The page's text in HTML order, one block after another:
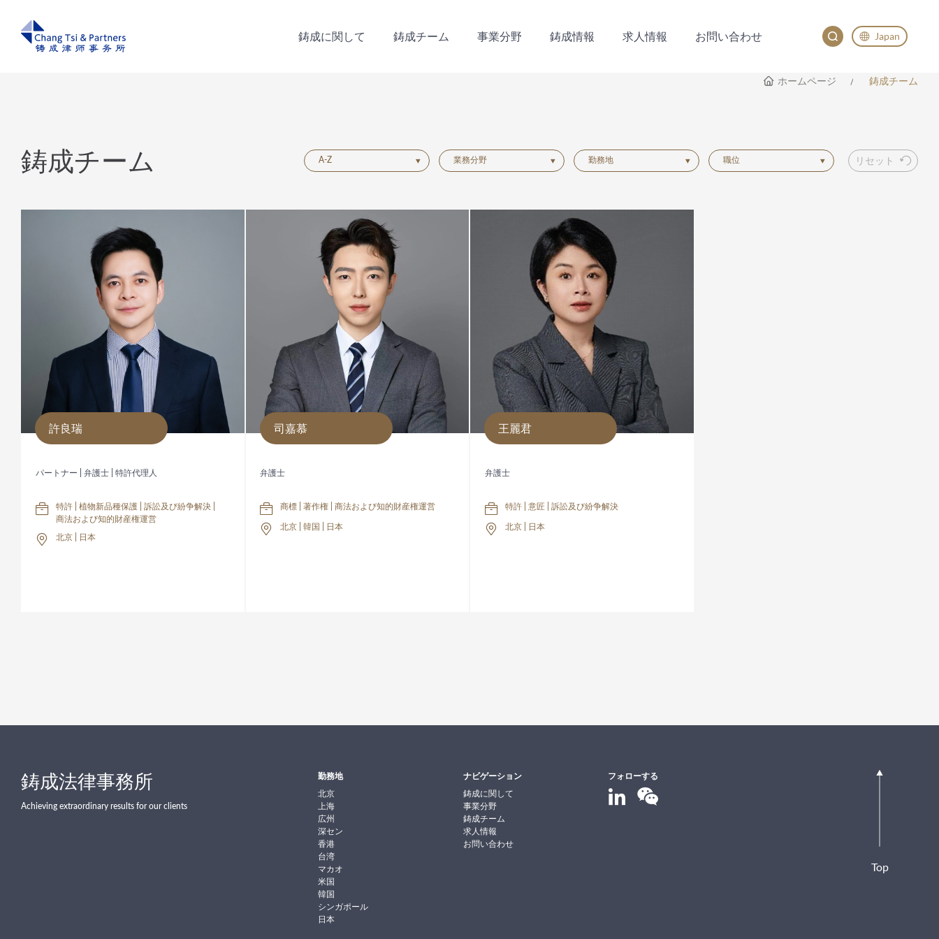
鋳成に関して
鋳成チーム
事業分野
鋳成情報
求人情報
お問い合わせ
Japan
English
Deutsch
ホームページ 鋳成チーム
鋳成チーム A-Z 業務分野 勤務地 職位 リセット
許良瑞
パートナー | 弁護士 | 特許代理人
特許 | 植物新品種保護 | 訴訟及び紛争解決 |
商法および知的財産権運営
北京 | 日本
司嘉慕
弁護士
商標 | 著作権 | 商法および知的財産権運営
北京 | 韓国 | 日本
王麗君
弁護士
特許 | 意匠 | 訴訟及び紛争解決
北京 | 日本
鋳成法律事務所
Achieving extraordinary results for our clients
勤務地
北京
上海
広州
深セン
香港
台湾
マカオ
米国
韓国
シンガポール
日本
ナビゲーション
鋳成に関して
事業分野
鋳成チーム
求人情報
お問い合わせ
フォローする
Top